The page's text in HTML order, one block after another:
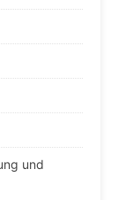
und